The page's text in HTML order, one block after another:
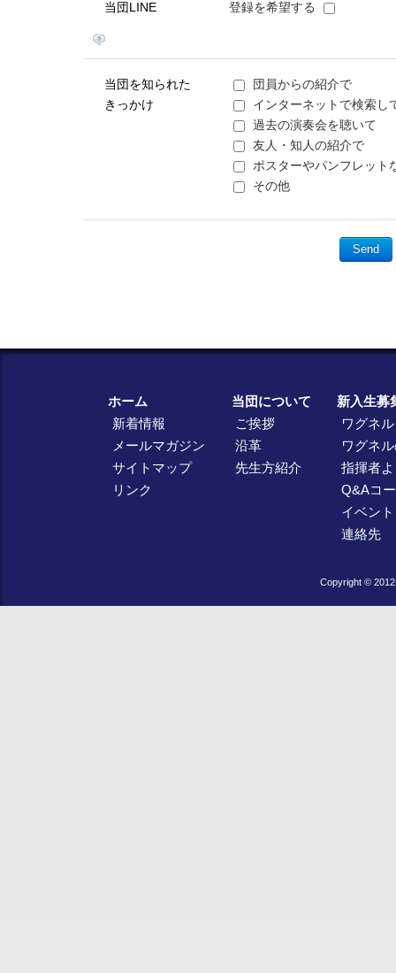
当団LINE 登録を希望する
当団を知られた
きっかけ
団員からの紹介で
インターネットで検索し
過去の演奏会を聴いて
友人・知人の紹介で
ポスターやパンフレット
その他
ホーム
新着情報
メールマガジン
サイトマップ
リンク
当団について
ご挨拶
沿革
先生方紹介
新入生募
ワグネ
ワグネ
指揮者
Q&Aコ
イベン
連絡先
Copyright ©